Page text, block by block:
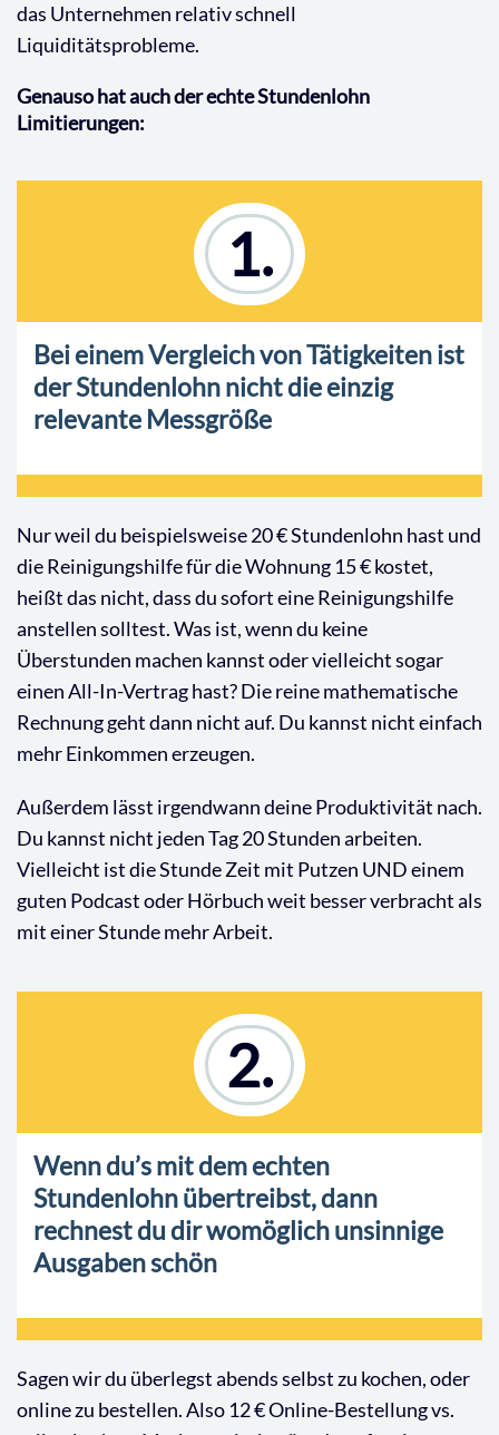
das Unternehmen relativ schnell
Liquiditätsprobleme.
Genauso hat auch der echte Stundenlohn
Limitierungen:
1.
Bei einem Vergleich von Tätigkeiten ist
der Stundenlohn nicht die einzig
relevante Messgröße
Nur weil du beispielsweise 20 € Stundenlohn hast und
die Reinigungshilfe für die Wohnung 15 € kostet,
heißt das nicht, dass du sofort eine Reinigungshilfe
anstellen solltest. Was ist, wenn du keine
Überstunden machen kannst oder vielleicht sogar
einen All-In-Vertrag hast? Die reine mathematische
Rechnung geht dann nicht auf. Du kannst nicht einfach
mehr Einkommen erzeugen.
Außerdem lässt irgendwann deine Produktivität nach.
Du kannst nicht jeden Tag 20 Stunden arbeiten.
Vielleicht ist die Stunde Zeit mit Putzen UND einem
guten Podcast oder Hörbuch weit besser verbracht als
mit einer Stunde mehr Arbeit.
2.
Wenn du’s mit dem echten
Stundenlohn übertreibst, dann
rechnest du dir womöglich unsinnige
Ausgaben schön
Sagen wir du überlegst abends selbst zu kochen, oder
online zu bestellen. Also 12 € Online-Bestellung vs.